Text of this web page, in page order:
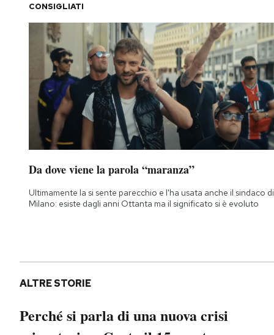
CONSIGLIATI
Da dove viene la parola “maranza”
Ultimamente la si sente parecchio e l'ha usata anche il sindaco di
Milano: esiste dagli anni Ottanta ma il significato si è evoluto
ALTRE STORIE
Perché si parla di una nuova crisi